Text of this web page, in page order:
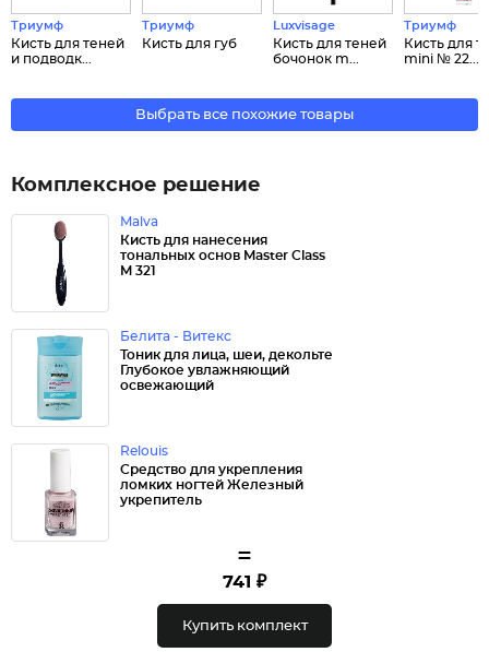
Триумф
Кисть для теней
и подводк...
Триумф
Кисть для губ
Luxvisage
Кисть для теней
бочонок m...
Триумф
Кисть для
mini № 22...
Выбрать все похожие товары
Комплексное решение
Malva
Кисть для нанесения
тональных основ Master Class
M 321
Белита - Витекс
Тоник для лица, шеи, декольте
Глубокое увлажняющий
освежающий
Relouis
Средство для укрепления
ломких ногтей Железный
укрепитель
=
741 ₽
Купить комплект